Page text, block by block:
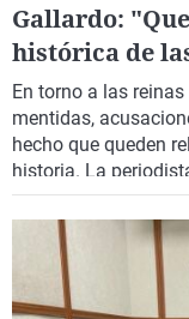
Gallardo:
histórica de
poderosas y
España"
En torno a las
mentidas,
hecho que queden
historia. La
doce de ellas en su
rebelaron contra un
cambiaron reinos y